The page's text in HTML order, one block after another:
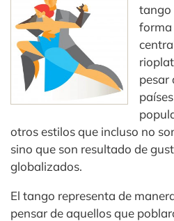
tango
forma
pesar
otros estilos que incluso no
sino que son resultado de
globalizados.
El tango representa de
pensar de aquellos que